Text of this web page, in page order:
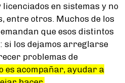
en sistemas y no
entre otros. Muchos de los
que esos distintos
si los dejamos arreglarse
problemas de
es acompañar, ayudar a